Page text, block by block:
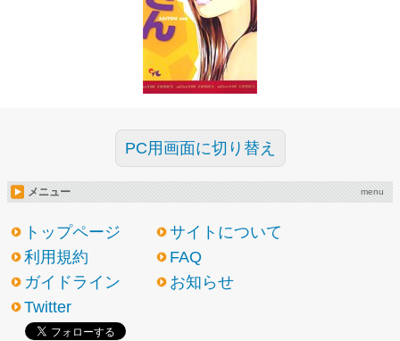
PC用画面に切り替え
メニュー menu
トップページ
サイトについて
利用規約
FAQ
ガイドライン
お知らせ
Twitter